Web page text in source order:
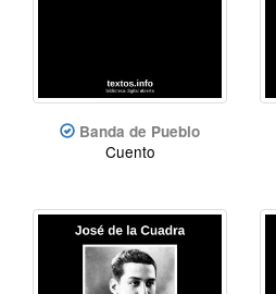
Banda de Pueblo
Cuento